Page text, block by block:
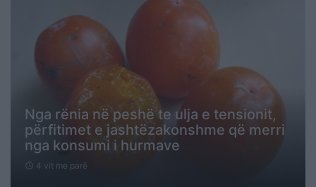
Nga rënia në peshë te ulja e tensionit,
përfitimet e jashtëzakonshme që merri
nga konsumi i hurmave
schedule 4 vit me parë